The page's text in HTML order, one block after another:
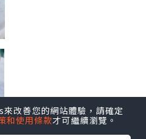
改善您的網站體驗，請確定
和使用條款才可繼續瀏覽。